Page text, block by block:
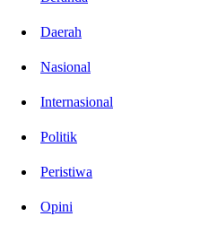
Daerah
Nasional
Internasional
Politik
Peristiwa
Opini